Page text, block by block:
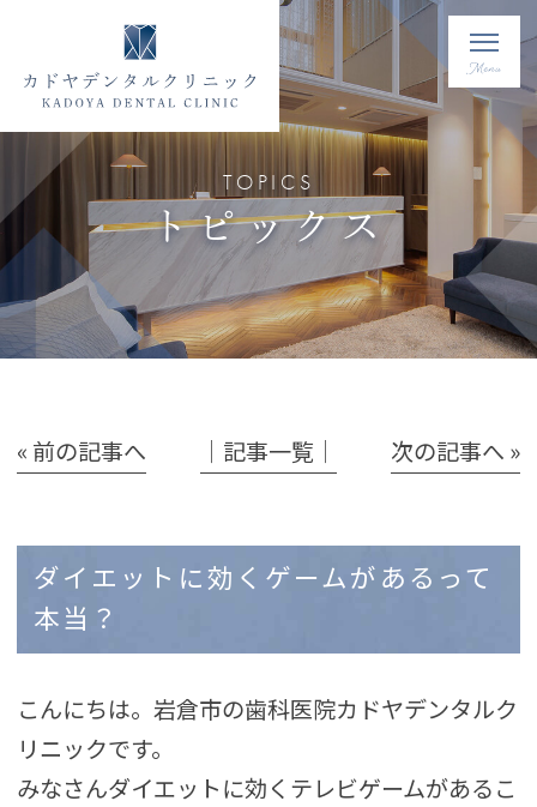
TOPICS
トピックス
« 前の記事へ │記事一覧│ 次の記事へ »
ダイエットに効くゲームがあるって
本当？
こんにちは。岩倉市の歯科医院カドヤデンタルク
リニックです。
みなさんダイエットに効くテレビゲームがあるこ